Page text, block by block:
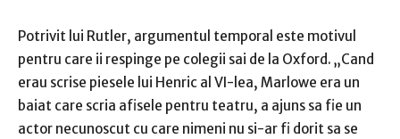
Potrivit lui Rutler, argumentul temporal este motivul
pentru care ii respinge pe colegii sai de la Oxford. „Cand
erau scrise piesele lui Henric al VI-lea, Marlowe era un
baiat care scria afisele pentru teatru, a ajuns sa fie un
actor necunoscut cu care nimeni nu si-ar fi dorit sa se